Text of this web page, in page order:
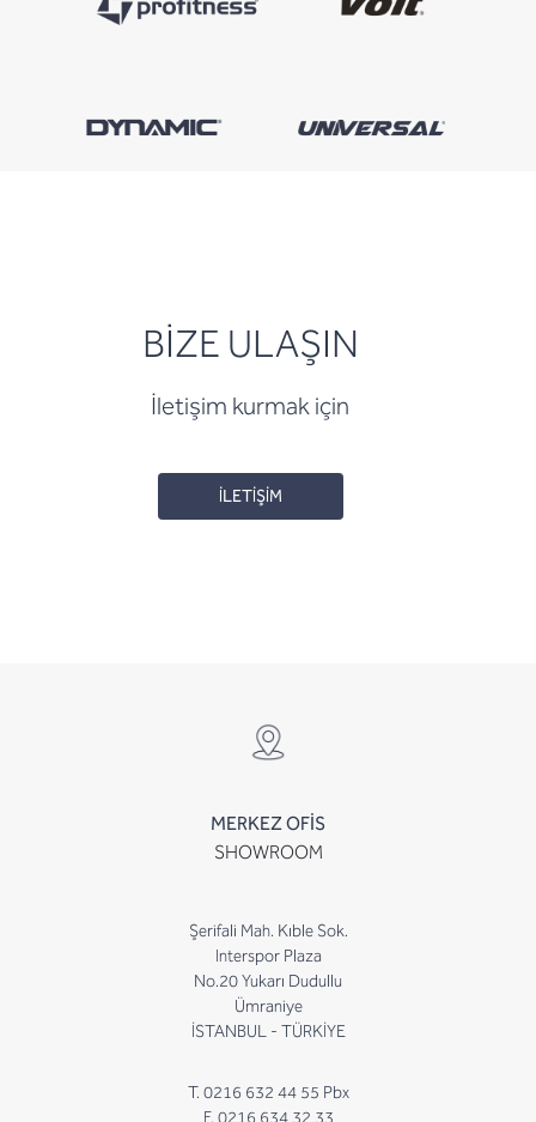
BİZE ULAŞIN
İletişim kurmak için
İLETİŞİM
MERKEZ OFİS
SHOWROOM
Şerifali Mah. Kıble Sok.
Interspor Plaza
No.20 Yukarı Dudullu
Ümraniye
İSTANBUL - TÜRKİYE
T. 0216 632 44 55 Pbx
F. 0216 634 32 33